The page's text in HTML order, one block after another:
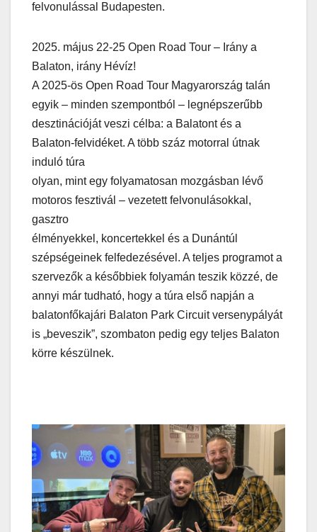
felvonulással Budapesten.
2025. május 22-25 Open Road Tour – Irány a
Balaton, irány Hévíz!
A 2025-ös Open Road Tour Magyarország talán
egyik – minden szempontból – legnépszerűbb
desztinációját veszi célba: a Balatont és a
Balaton-felvidéket. A több száz motorral útnak
induló túra
olyan, mint egy folyamatosan mozgásban lévő
motoros fesztivál – vezetett felvonulásokkal,
gasztro
élményekkel, koncertekkel és a Dunántúl
szépségeinek felfedezésével. A teljes programot a
szervezők a későbbiek folyamán teszik közzé, de
annyi már tudható, hogy a túra első napján a
balatonfőkajári Balaton Park Circuit versenypályát
is „beveszik”, szombaton pedig egy teljes Balaton
körre készülnek.